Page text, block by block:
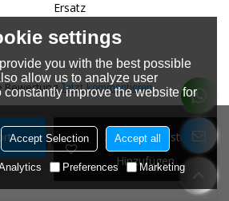
Zur Wunschliste
Hinzufügen
Ersatz
Bewertung Jetzt kommentieren
uns Ihre Nachricht
settings
you with the best possible
allow us to analyze user
constantly improve the website for
Accept Selection Accept all
Preferences Marketing